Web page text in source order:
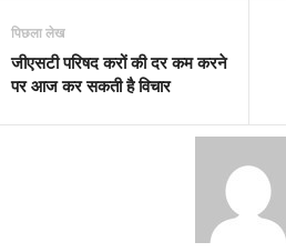
पिछला लेख
जीएसटी परिषद करों की दर कम करने
पर आज कर सकती है विचार